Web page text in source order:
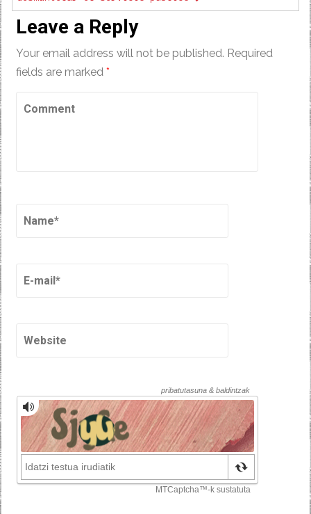
Leave a Reply
Your email address will not be published. Required
fields are marked*